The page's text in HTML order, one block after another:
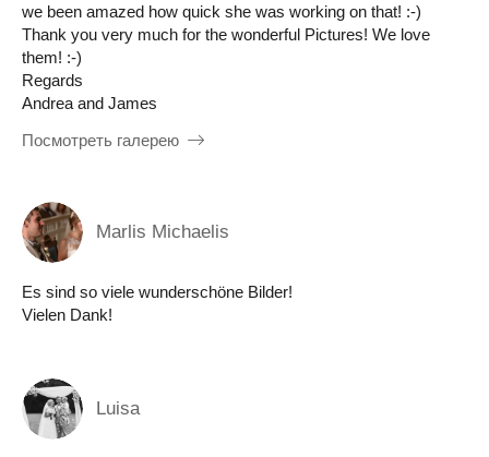
we been amazed how quick she was working on that! :-)
Thank you very much for the wonderful Pictures! We love
them! :-)
Regards
Andrea and James
Посмотреть галерею
Marlis Michaelis
Es sind so viele wunderschöne Bilder!
Vielen Dank!
Luisa